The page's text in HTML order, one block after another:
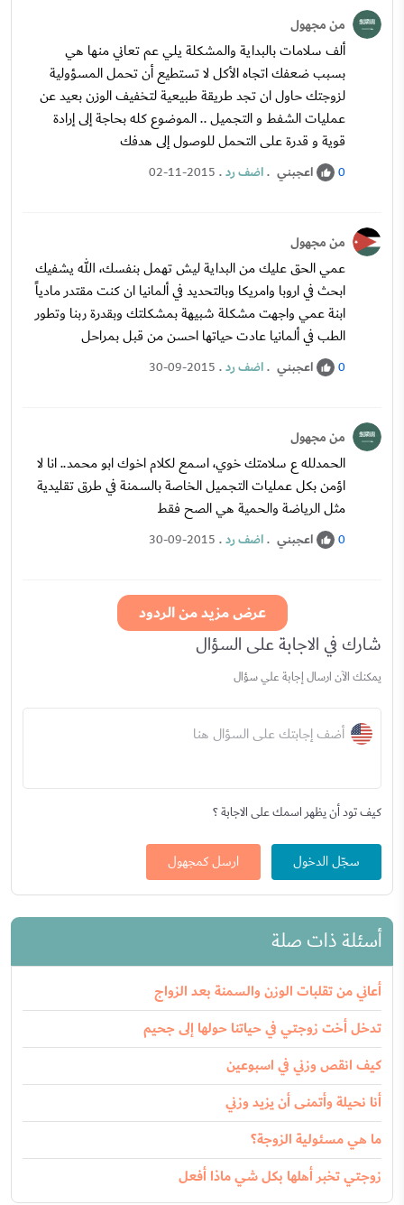
من مجهول
ألف سلامات بالبداية والمشكلة يلي عم تعاني منها هي
بسبب ضعفك اتجاه الأكل لا تستطيع أن تحمل المسؤولية
لزوجتك حاول ان تجد طريقة طبيعية لتخفيف الوزن بعيد عن
عمليات الشفط و التجميل .. الموضوع كله بحاجة إلى إرادة
قوية و قدرة على التحمل للوصول إلى هدفك
0 اعجبني .اضف رد.
02-11-2015
من مجهول
عمي الحق عليك من البداية ليش تهمل بنفسك، الله يشفيك
ابحث في اروبا وامريكا وبالتحديد في ألمانيا ان كنت مقتدر مادياً
ابنة عمي واجهت مشكلة شبيهة بمشكلتك وبقدرة ربنا وتطور
الطب في ألمانيا عادت حياتها احسن من قبل بمراحل
0 اعجبني .اضف رد.
30-09-2015
من مجهول
الحمدلله ع سلامتك خوي، اسمع لكلام اخوك ابو محمد.. انا لا
اؤمن بكل عمليات التجميل الخاصة بالسمنة في طرق تقليدية
مثل الرياضة والحمية هي الصح فقط
0 اعجبني .اضف رد.
30-09-2015
عرض مزيد من الردود
شارك في الاجابة على السؤال
يمكنك الآن ارسال إجابة علي سؤال
أضف إجابتك على السؤال هنا
كيف تود أن يظهر اسمك على الاجابة ؟
سجّل الدخول ارسل كمجهول
أسئلة ذات صلة
أعاني من تقلبات الوزن والسمنة بعد الزواج
تدخل أخت زوجتي في حياتنا حولها إلى جحيم
كيف انقص وزني في اسبوعين
أنا نحيلة وأتمنى أن يزيد وزني
ما هي مسئولية الزوجة؟
زوجتي تخبر أهلها بكل شي ماذا أفعل